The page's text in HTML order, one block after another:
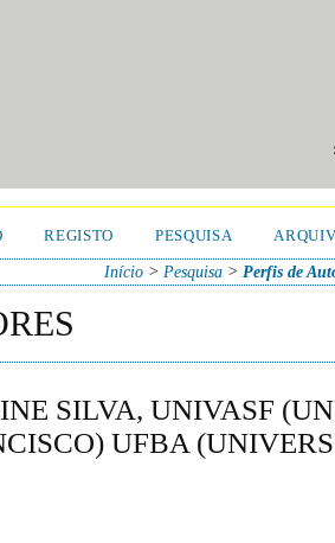
REGISTO PESQUISA
Início >Pesquisa >Perfis de
SILVA, UNIVASF
UFBA